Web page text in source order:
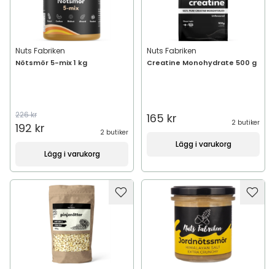
Nuts Fabriken
Nötsmör 5-mix 1 kg
226 kr
192 kr 2 butiker
Lägg i varukorg
Nuts Fabriken
Creatine Monohydrate 500 g
165 kr 2 butiker
Lägg i varukorg